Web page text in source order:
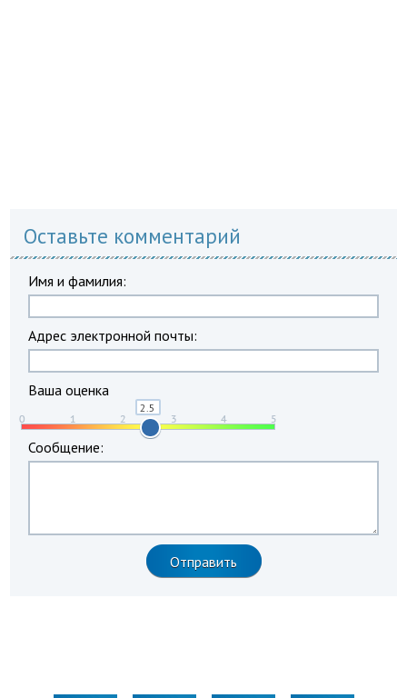
Оставьте комментарий
Имя и фамилия:
Адрес электронной почты:
Ваша оценка
Сообщение: